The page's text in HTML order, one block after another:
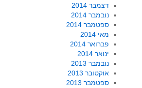
דצמבר 2014
נובמבר 2014
ספטמבר 2014
מאי 2014
פברואר 2014
ינואר 2014
נובמבר 2013
אוקטובר 2013
ספטמבר 2013